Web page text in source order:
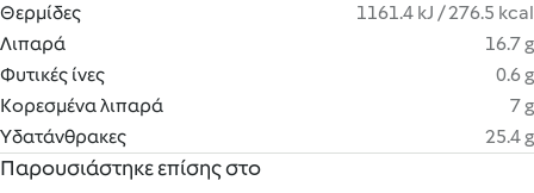
Θερμίδες
1161.4 kJ / 276.5 kcal
Λιπαρά
16.7 g
Φυτικές ίνες
0.6 g
Κορεσμένα λιπαρά
7 g
Υδατάνθρακες
25.4 g
Παρουσιάστηκε επίσης στο